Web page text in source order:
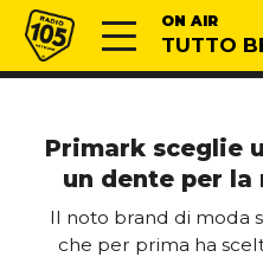
Vai al contenuto
Radio 105 ON AIR
TUTTO
Primark sceglie
un dente per
Il noto brand di moda
che per prima ha